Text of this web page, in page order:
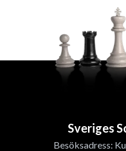
Sveriges
Besöksadress: